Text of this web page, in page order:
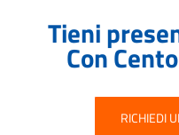
Tieni
Con
RICHIEDI